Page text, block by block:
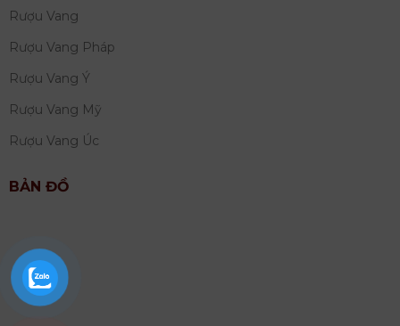
Rượu Vang
Rượu Vang Pháp
Rượu Vang Ý
Rượu Vang Mỹ
Rượu Vang Úc
BẢN ĐỒ